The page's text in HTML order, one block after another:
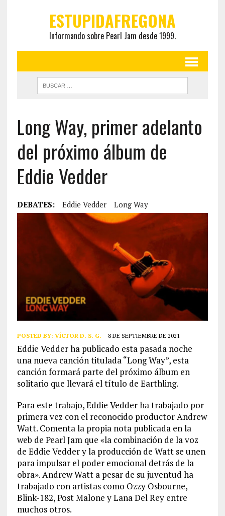
ESTUPIDAFREGONA
Informando sobre Pearl Jam desde 1999.
Long Way, primer adelanto
del próximo álbum de
Eddie Vedder
DEBATES: Eddie Vedder Long Way
POSTED BY: VÍCTOR D. S. G. 8 DE SEPTIEMBRE DE 2021
Eddie Vedder ha publicado esta pasada noche
una nueva canción titulada “Long Way”, esta
canción formará parte del próximo álbum en
solitario que llevará el título de Earthling.
Para este trabajo, Eddie Vedder ha trabajado por
primera vez con el reconocido productor Andrew
Watt. Comenta la propia nota publicada en la
web de Pearl Jam que «la combinación de la voz
de Eddie Vedder y la producción de Watt se unen
para impulsar el poder emocional detrás de la
obra». Andrew Watt a pesar de su juventud ha
trabajado con artistas como Ozzy Osbourne,
Blink-182, Post Malone y Lana Del Rey entre
muchos otros.